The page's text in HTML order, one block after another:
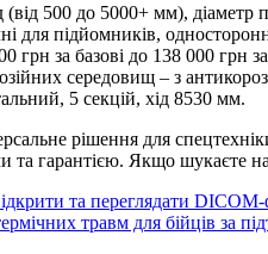
(від 500 до 5000+ мм),
для підйомників,
грн за базові до 138 000 грн
середовищ – з
5 секцій, хід 8530 мм.
рішення для
гарантією. Якщо шукаєте
та переглядати
травм для бійців за